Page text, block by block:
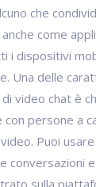
che
come
i dispositivi
Una delle
video chat è
con persone a
Puoi
conversazioni
sulla